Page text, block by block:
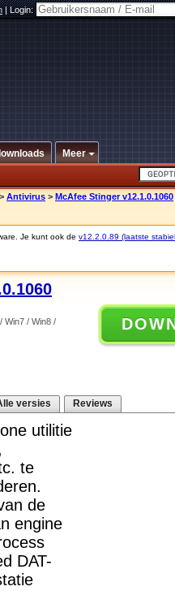
|Login:
Meer
> Antivirus > McAfee Stinger v12.1.0.1060
Je kunt ook de v12.2.0.89 (laatste
Win7 / Win8 /
versies Reviews
utilitie
te
de
engine
DAT-